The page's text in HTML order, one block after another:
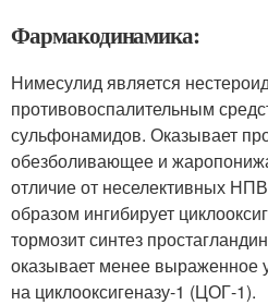
Фармакодинамика:
Нимесулид является
противовоспалительным
сульфонамидов. Оказывает
обезболивающее и
отличие от неселективных
образом ингибирует
тормозит синтез
оказывает менее выраженное
на циклооксигеназу-1 (ЦОГ-1).